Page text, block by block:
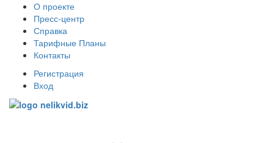
О проекте
Пресс-центр
Справка
Тарифные Планы
Контакты
Регистрация
Вход